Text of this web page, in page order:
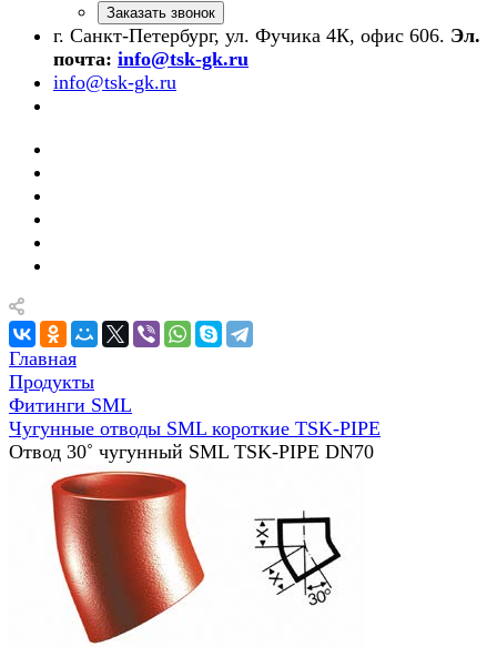
Заказать звонок
г. Санкт-Петербург, ул. Фучика 4К, офис 606. Эл.
почта: info@tsk-gk.ru
info@tsk-gk.ru
Главная
Продукты
Фитинги SML
Чугунные отводы SML короткие TSK-PIPE
Отвод 30˚ чугунный SML TSK-PIPE DN70